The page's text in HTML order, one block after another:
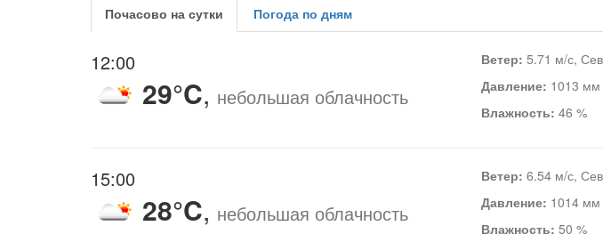
Почасово на сутки Погода по дням
12:00
29°C, небольшая облачность
Ветер: 5.71 м/с,
Давление: 1013 мм
Влажность: 46 %
15:00
28°C, небольшая облачность
Ветер: 6.54 м/с,
Давление: 1014 мм
Влажность: 50 %